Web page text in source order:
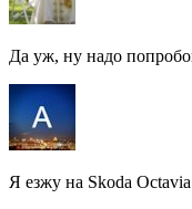
Да уж, ну надо
Я езжу на Skoda